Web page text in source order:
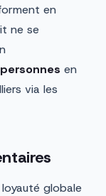
en
ne se
en
via les
globale